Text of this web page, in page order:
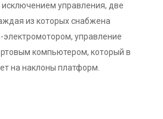
исключением управления, две
из которых снабжена
управление
компьютером, который в
на наклоны платформ.